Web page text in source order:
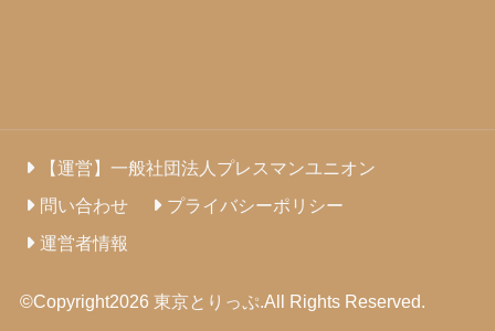
【運営】一般社団法人プレスマンユニオン
問い合わせ
プライバシーポリシー
運営者情報
©Copyright2026 東京とりっぷ.All Rights Reserved.